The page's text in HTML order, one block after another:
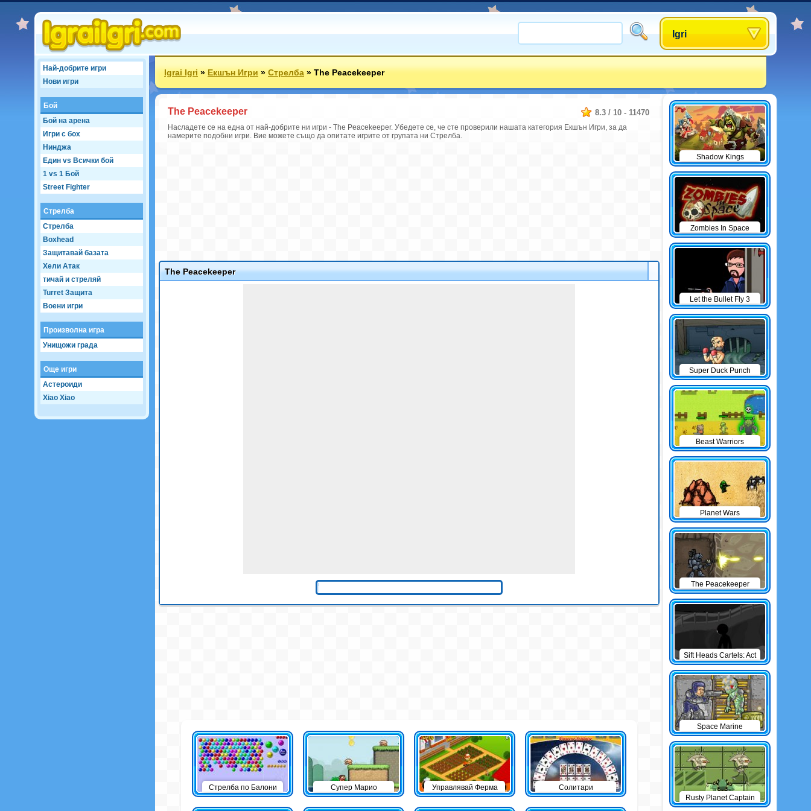
Igri
Най-добрите игри
Нови игри
Бой
Бой на арена
Игри с бох
Нинджа
Един vs Всички бой
1 vs 1 Бой
Street Fighter
Стрелба
Стрелба
Boxhead
Защитавай базата
Хели Атак
тичай и стреляй
Turret Защита
Воени игри
Произволна игра
Унищожи града
Още игри
Астероиди
Xiao Xiao
Igrai Igri»Екшън Игри»Стрелба»The Peacekeeper
8.3 / 10 - 11470
The Peacekeeper
Насладете се на една от най-добрите ни игри - The Peacekeeper. Убедете се, че сте проверили нашата категория Екшън Игри, за да
намерите подобни игри. Вие можете също да опитате игрите от групата ни Стрелба.
The Peacekeeper
Стрелба по Балони Супер Марио Управлявай Ферма Солитари
Shadow Kings
Zombies In Space
Let the Bullet Fly 3
Super Duck Punch
Beast Warriors
Planet Wars
The Peacekeeper
Sift Heads Cartels: Act
1
Space Marine
Rusty Planet Captain
Zorro